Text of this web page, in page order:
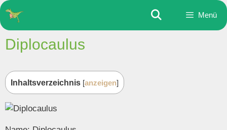
Zum
Inhalt
springen
Menü
Diplocaulus
Inhaltsverzeichnis [anzeigen]